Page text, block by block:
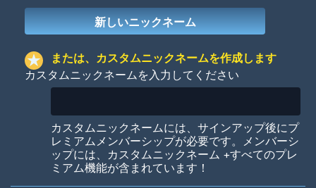
Colorful
または、カスタムニックネームを作成します
カスタムニックネームを入力してください
カスタムニックネームには、サインアップ後にプ
レミアムメンバーシップが必要です。メンバーシ
ップには、カスタムニックネーム +すべてのプレ
ミアム機能が含まれています！